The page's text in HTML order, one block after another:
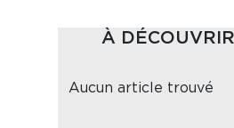
À
Aucun article trouvé